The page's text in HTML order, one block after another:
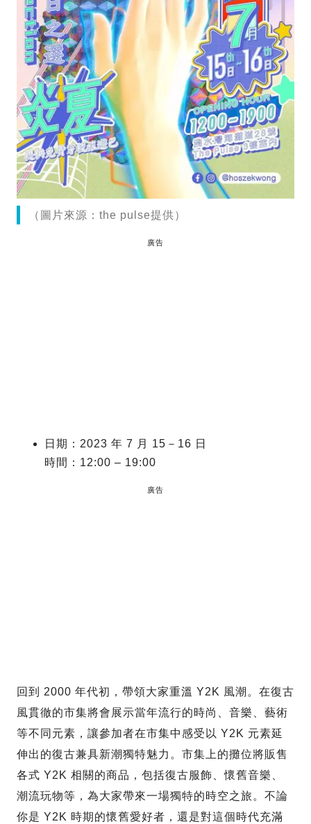
（圖片來源：the pulse提供）
廣告
日期：2023 年 7 月 15－16 日
時間：12:00 – 19:00
廣告
回到 2000 年代初，帶領大家重溫 Y2K 風潮。在復古
風貫徹的市集將會展示當年流行的時尚、音樂、藝術
等不同元素，讓參加者在市集中感受以 Y2K 元素延
伸出的復古兼具新潮獨特魅力。市集上的攤位將販售
各式 Y2K 相關的商品，包括復古服飾、懷舊音樂、
潮流玩物等，為大家帶來一場獨特的時空之旅。不論
你是 Y2K 時期的懷舊愛好者，還是對這個時代充滿